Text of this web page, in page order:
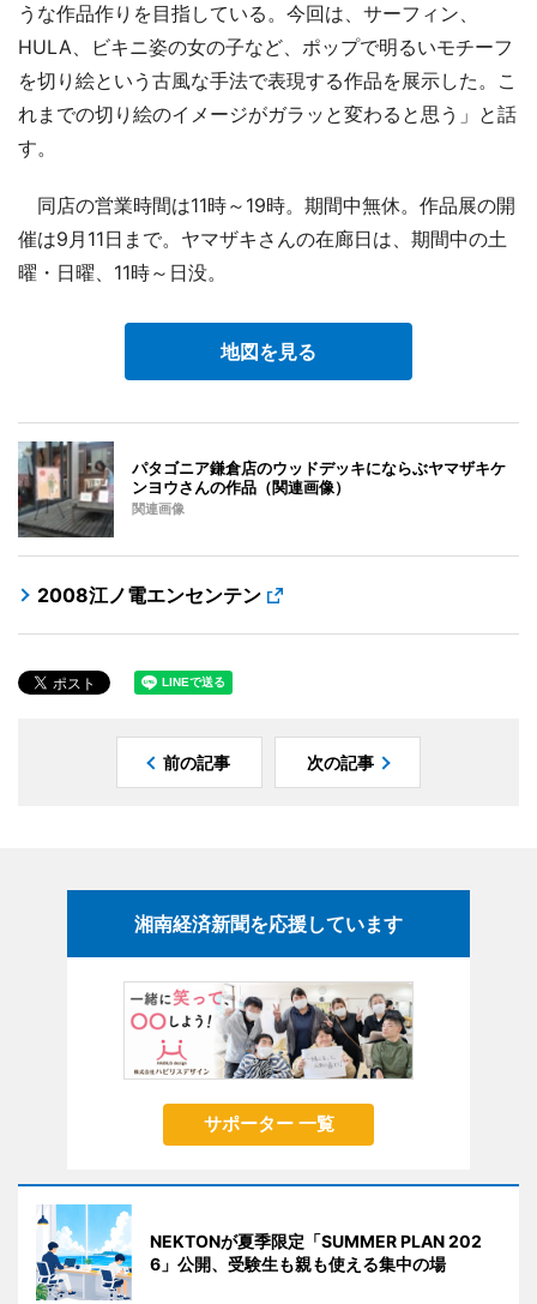
うな作品作りを目指している。今回は、サーフィン、
HULA、ビキニ姿の女の子など、ポップで明るいモチーフ
を切り絵という古風な手法で表現する作品を展示した。こ
れまでの切り絵のイメージがガラッと変わると思う」と話
す。
同店の営業時間は11時～19時。期間中無休。作品展の開
催は9月11日まで。ヤマザキさんの在廊日は、期間中の土
曜・日曜、11時～日没。
地図を見る
パタゴニア鎌倉店のウッドデッキにならぶヤマザキケ
ンヨウさんの作品（関連画像）
関連画像
2008江ノ電エンセンテン
前の記事 次の記事
湘南経済新聞を応援しています
サポーター 一覧
NEKTONが夏季限定「SUMMER PLAN 202
6」公開、受験生も親も使える集中の場